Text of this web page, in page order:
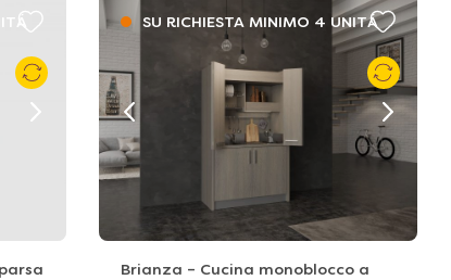
SU RICHIESTA MINIMO 4 UNITÁ
Brianza – Cucina monoblocco a